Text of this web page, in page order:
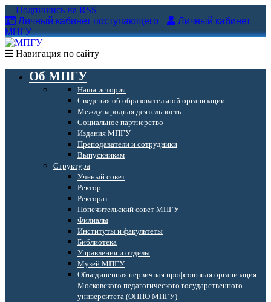
Подпишись на RSS
Личный кабинет поступающего
Личный кабинет
МПГУ
Навигация по сайту
Об МПГУ
Наша история
Сведения об образовательной организации
Международная деятельность
Социальное партнерство
Издания МПГУ
Преподаватели и сотрудники
Выпускникам
Структура
Ученый совет
Ректор
Ректорат
Попечительский совет МПГУ
Филиалы
Институты и факультеты
Библиотека
Управления и отделы
Музей МПГУ
Объединенная первичная профсоюзная организация
Московского педагогического государственного
университета (ОППО МПГУ)